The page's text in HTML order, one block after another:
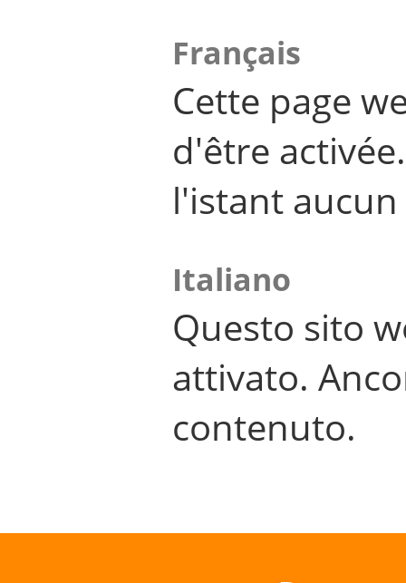
Français
Cette page
d'être
l'istant
Italiano
Questo sito
attivato.
contenuto.